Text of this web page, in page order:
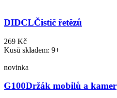
DIDCLČistič řetězů
269 Kč
Kusů skladem: 9+
novinka
G100Držák mobilů a kamer